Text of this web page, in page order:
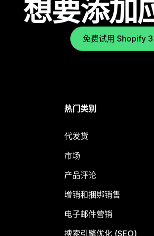
想要添加
免费试用 Shopify 3
热门类别
代发货
市场
产品评论
增销和捆绑销售
电子邮件营销
搜索引擎优化 (SEO)